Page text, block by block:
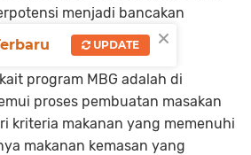
menjadi bancakan
program MBG adalah di
proses pembuatan masakan
kriteria makanan yang memenuhi
makanan kemasan yang
×
UPDATE